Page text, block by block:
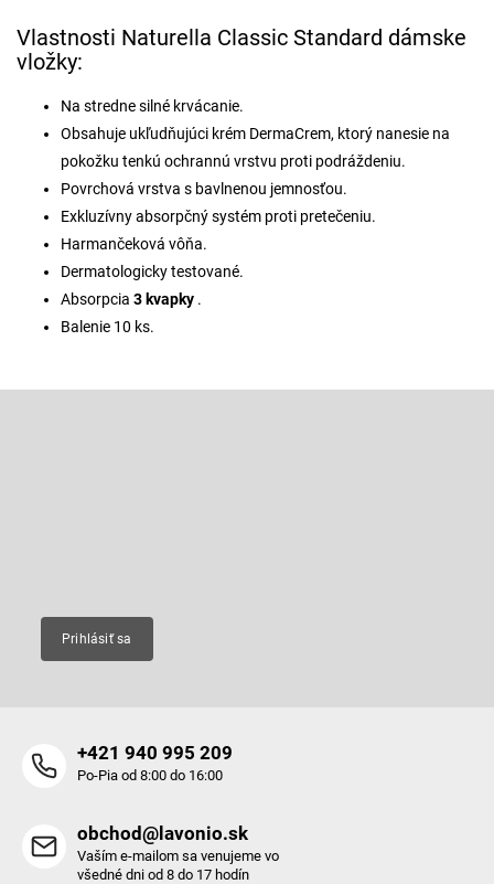
Vlastnosti Naturella Classic Standard dámske
vložky:
Na stredne silné krvácanie.
Obsahuje ukľudňujúci krém DermaCrem, ktorý nanesie na
pokožku tenkú ochrannú vrstvu proti podráždeniu.
Povrchová vrstva s bavlnenou jemnosťou.
Exkluzívny absorpčný systém proti pretečeniu.
Harmančeková vôňa.
Dermatologicky testované.
Absorpcia 3 kvapky .
Balenie 10 ks.
Prihlásiť sa
+421 940 995 209
Po-Pia od 8:00 do 16:00
obchod@lavonio.sk
Vaším e-mailom sa venujeme vo
všedné dni od 8 do 17 hodín